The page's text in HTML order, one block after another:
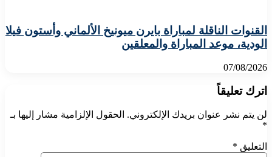
القنوات الناقلة لمباراة بايرن ميونيخ الألماني وأستون فيلا
الودية، موعد المباراة والمعلقين
07/08/2026
اترك تعليقاً
لن يتم نشر عنوان بريدك الإلكتروني. الحقول الإلزامية مشار إليها بـ
*
التعليق *